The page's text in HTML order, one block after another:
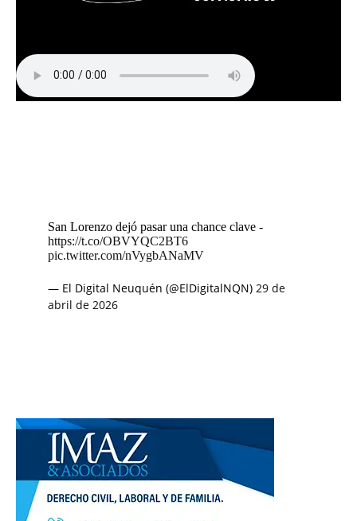
San Lorenzo dejó pasar una chance clave -
https://t.co/OBVYQC2BT6
pic.twitter.com/nVygbANaMV
— El Digital Neuquén (@ElDigitalNQN) 29 de
abril de 2026